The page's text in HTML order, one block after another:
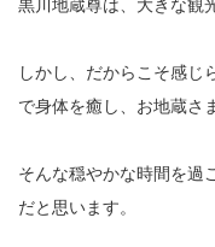
黒川地蔵尊は、大きな観
しかし、だからこそ感じ
で身体を癒し、お地蔵さ
そんな穏やかな時間を過
だと思います。